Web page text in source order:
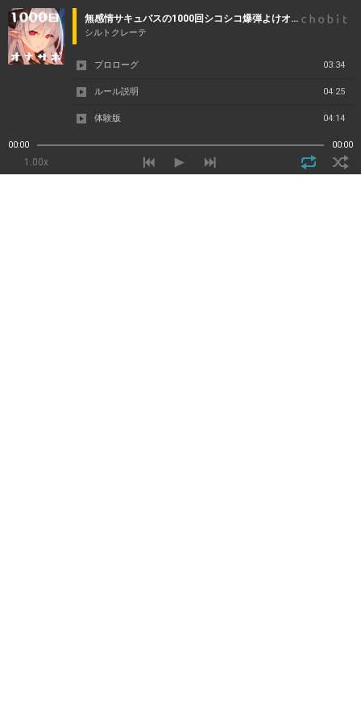
無感情サキュバスの1000回シコシコ爆弾よけオナサポゲーム
シルトクレーテ
プロローグ 03:34
ルール説明 04:25
体験版 04:14
00:00 00:00
1.00x